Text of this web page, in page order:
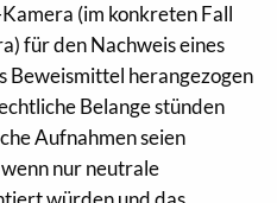
(im konkreten Fall
für den Nachweis eines
Beweismittel herangezogen
Belange stünden
Aufnahmen seien
nur neutrale